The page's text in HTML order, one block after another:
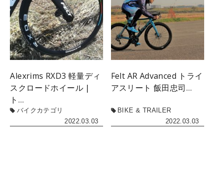
Alexrims RXD3 軽量ディ
スクロードホイール |
ト…
バイクカテゴリ
2022.03.03
Felt AR Advanced トライ
アスリート 飯田忠司…
BIKE & TRAILER
2022.03.03